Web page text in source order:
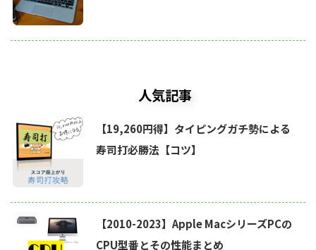
人気記事
【19,260円得】タイピングガチ勢による
寿司打必勝法【コツ】
【2010-2023】Apple MacシリーズPCの
CPU型番とその性能まとめ